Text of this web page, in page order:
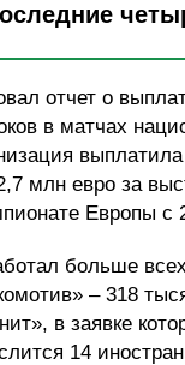
отчет о
в матчах
млн евро за
Европы с
больше
– 318
в заявке
14